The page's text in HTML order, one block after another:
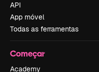
API
App móvel
Todas as ferramentas
Começar
Academy